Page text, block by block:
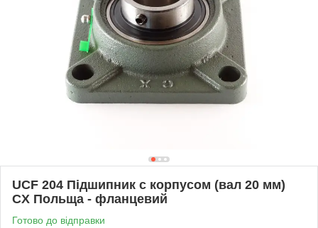
UCF 204 Підшипник c корпусом (вал 20 мм)
CX Польща - фланцевий
Готово до відправки